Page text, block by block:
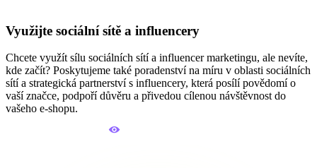
Využijte sociální sítě a influencery
Chcete využít sílu sociálních sítí a influencer marketingu, ale nevíte,
kde začít? Poskytujeme také poradenství na míru v oblasti sociálních
sítí a strategická partnerství s influencery, která posílí povědomí o
vaší značce, podpoří důvěru a přivedou cílenou návštěvnost do
vašeho e-shopu.